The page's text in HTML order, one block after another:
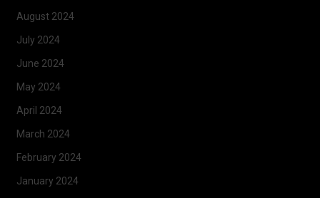
August 2024
July 2024
June 2024
May 2024
April 2024
March 2024
February 2024
January 2024